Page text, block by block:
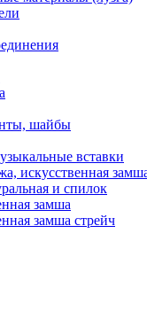
шайбы
вставки
искусственная
и спилок
замша
замша стрейч